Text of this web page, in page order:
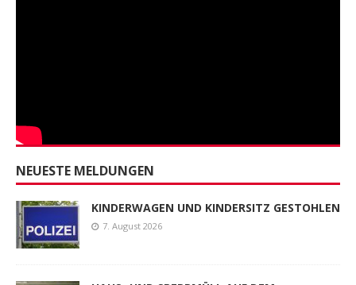
NEUESTE MELDUNGEN
KINDERWAGEN UND KINDERSITZ GESTOHLEN
7. August 2026